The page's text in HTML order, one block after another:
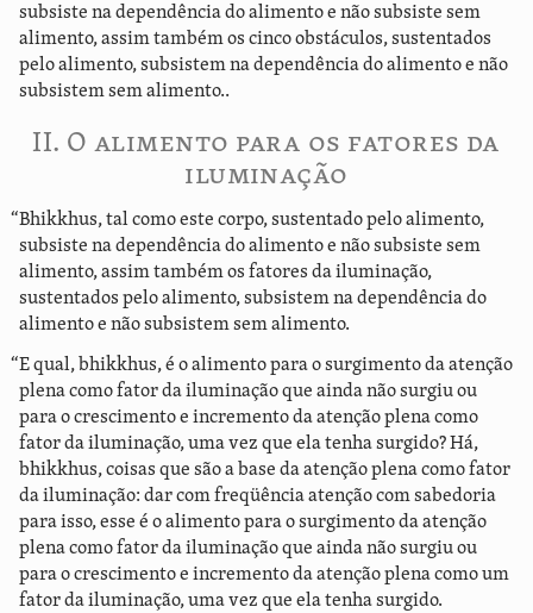
subsiste na dependência do alimento e não subsiste sem
alimento, assim também os cinco obstáculos, sustentados
pelo alimento, subsistem na dependência do alimento e não
subsistem sem alimento..
II. O alimento para os fatores da
iluminação
“Bhikkhus, tal como este corpo, sustentado pelo alimento,
subsiste na dependência do alimento e não subsiste sem
alimento, assim também os fatores da iluminação,
sustentados pelo alimento, subsistem na dependência do
alimento e não subsistem sem alimento.
“E qual, bhikkhus, é o alimento para o surgimento da atenção
plena como fator da iluminação que ainda não surgiu ou
para o crescimento e incremento da atenção plena como
fator da iluminação, uma vez que ela tenha surgido? Há,
bhikkhus, coisas que são a base da atenção plena como fator
da iluminação: dar com freqüência atenção com sabedoria
para isso, esse é o alimento para o surgimento da atenção
plena como fator da iluminação que ainda não surgiu ou
para o crescimento e incremento da atenção plena como um
fator da iluminação, uma vez que ela tenha surgido.